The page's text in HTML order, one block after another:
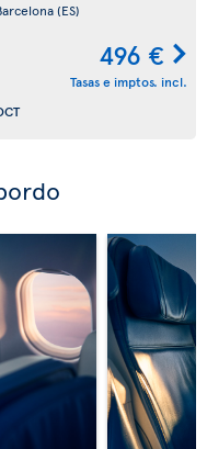
(ES)
496 €
Tasas e imptos. incl.